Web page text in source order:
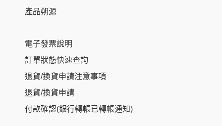
產品朔源
電子發票說明
訂單狀態快速查詢
退貨/換貨申請注意事項
退貨/換貨申請
付款確認(銀行轉帳已轉帳通知)